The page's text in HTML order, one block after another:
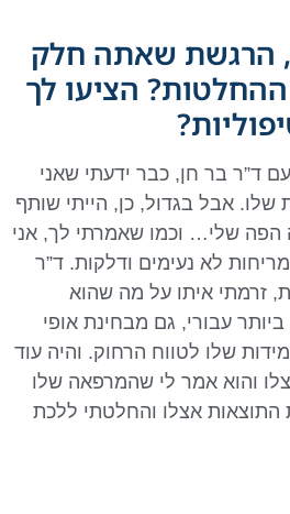
הרגשת שאתה חלק
הציעו לך
ד”ר בר חן, כבר ידעתי שאני
שלו. אבל בגדול, כן, הייתי שותף
הפה שלי… וכמו שאמרתי לך, אני
לא נעימים ודלקות. ד”ר
זרמתי איתו על מה שהוא
עבורי, גם מבחינת אופי
שלו לטווח הרחוק. והיה עוד
והוא אמר לי שהמרפאה שלו
התוצאות אצלו והחלטתי ללכת